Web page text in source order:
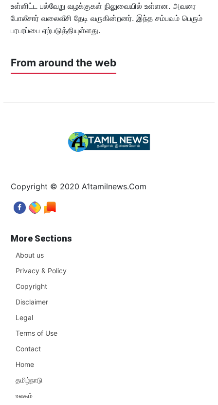
உள்ளிட்ட பல்வேறு வழக்குகள் நிலுவையில் உள்ளன. அவரை
போலீசார் வலைவீசி தேடி வருகின்றனர். இந்த சம்பவம் பெரும்
பரபரப்பை ஏற்படுத்தியுள்ளது.
From around the web
Copyright © 2020 A1tamilnews.Com
More Sections
About us
Privacy & Policy
Copyright
Disclaimer
Legal
Terms of Use
Contact
Home
தமிழ்நாடு
உலகம்